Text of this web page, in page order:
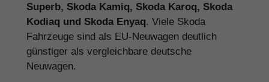
Superb, Skoda Kamiq, Skoda Karoq, Skoda
Kodiaq und Skoda Enyaq. Viele Skoda
Fahrzeuge sind als EU-Neuwagen deutlich
günstiger als vergleichbare deutsche
Neuwagen.